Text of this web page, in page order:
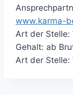
www.karma-
Art der Stelle:
Gehalt: ab
Art der Stelle: